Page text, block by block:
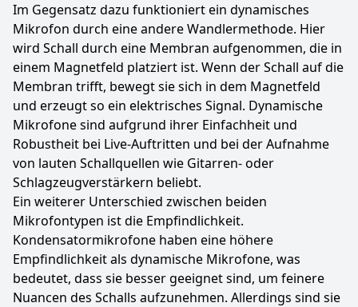
Im Gegensatz dazu funktioniert ein dynamisches
Mikrofon durch eine andere Wandlermethode. Hier
wird Schall durch eine Membran aufgenommen, die in
einem Magnetfeld platziert ist. Wenn der Schall auf die
Membran trifft, bewegt sie sich in dem Magnetfeld
und erzeugt so ein elektrisches Signal. Dynamische
Mikrofone sind aufgrund ihrer Einfachheit und
Robustheit bei Live-Auftritten und bei der Aufnahme
von lauten Schallquellen wie Gitarren- oder
Schlagzeugverstärkern beliebt.
Ein weiterer Unterschied zwischen beiden
Mikrofontypen ist die Empfindlichkeit.
Kondensatormikrofone haben eine höhere
Empfindlichkeit als dynamische Mikrofone, was
bedeutet, dass sie besser geeignet sind, um feinere
Nuancen des Schalls aufzunehmen. Allerdings sind sie